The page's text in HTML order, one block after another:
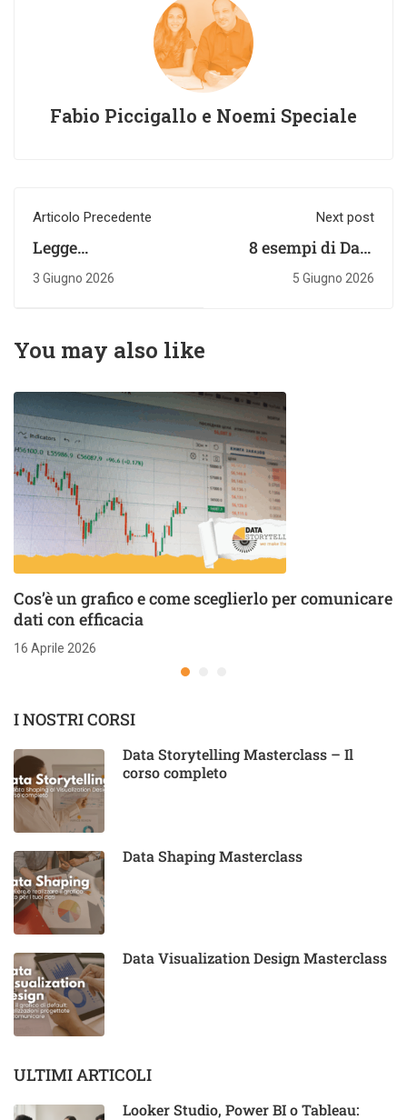
Fabio Piccigallo e Noemi Speciale
Articolo Precedente
Legge
dell'esperienza
passata Gestalt:
3 Giugno 2026
Next post
8 esempi di Data
storytelling da cui
imparare nel 2026
5 Giugno 2026
You may also like
Cos’è un grafico e come sceglierlo per comunicare
dati con efficacia
16 Aprile 2026
I NOSTRI CORSI
Data Storytelling Masterclass – Il
corso completo
Data Shaping Masterclass
Data Visualization Design Masterclass
ULTIMI ARTICOLI
Looker Studio, Power BI o Tableau: